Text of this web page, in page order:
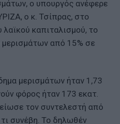
ο υπουργός ανέφερε
ο κ. Τσίπρας, στο
καπιταλισμού, το
από 15% σε
μερισμάτων ήταν 1,73
φόρος ήταν 173 εκατ.
τον συντελεστή από
συνέβη. Το δηλωθέν